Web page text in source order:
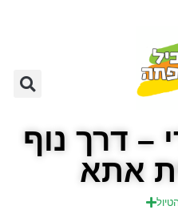
– דרך נוף
אתא